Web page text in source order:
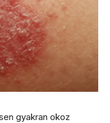
gyakran okoz